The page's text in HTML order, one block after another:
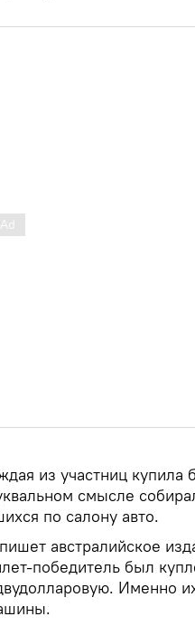
из участниц купила
смысле
по салону авто.
австралийское
победитель был
Именно